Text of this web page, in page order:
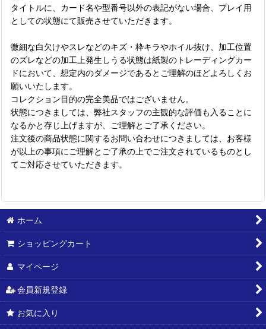
タイトルに、カード名や型番号以外の表記がない場合、プレイ用
としての状態にて販売させていただきます。
微細な白欠けやスレなどのキズ・枠キラやホイル抜け、加工位置
のズレなどの加工上発生しうる状態は紙製のトレーディングカー
ドにおいて、想定内のダメージであるとご理解のほどよろしくお
願いいたします。
コレクション目的の完全美品ではございません。
状態につきましては、弊社スタッフの主観的な評価も入ることに
なるかと存じ上げますが、ご理解とご了承ください。
注文後の商品状態に関するお問い合わせにつきましては、お客様
が以上の事項にご理解とご了承の上でご注文されているものとし
てご対応させていただきます。
ホーム
ショッピングカート
マイページ
会員新規登録
お気に入り